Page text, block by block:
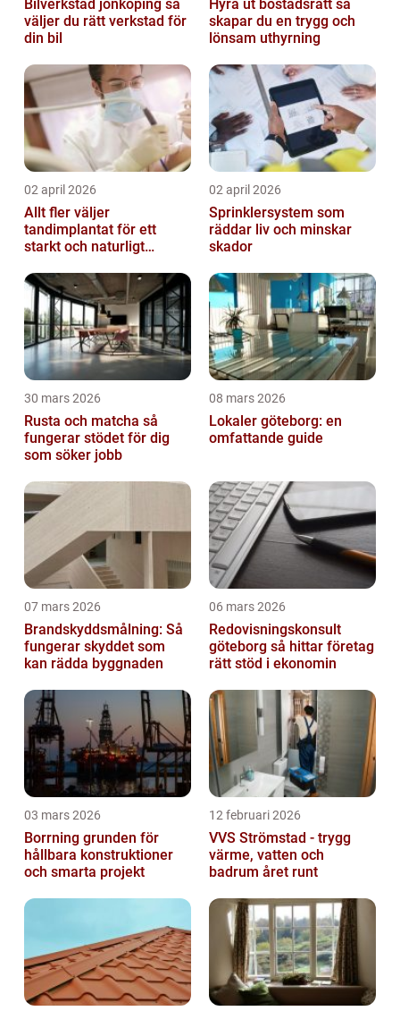
Bilverkstad jönköping så
väljer du rätt verkstad för
din bil
Hyra ut bostadsrätt så
skapar du en trygg och
lönsam uthyrning
02 april 2026
Allt fler väljer
tandimplantat för ett
starkt och naturligt
02 april 2026
Sprinklersystem som
räddar liv och minskar
skador
30 mars 2026
Rusta och matcha så
fungerar stödet för dig
som söker jobb
08 mars 2026
Lokaler göteborg: en
omfattande guide
07 mars 2026
Brandskyddsmålning: Så
fungerar skyddet som
kan rädda byggnaden
06 mars 2026
Redovisningskonsult
göteborg så hittar företag
rätt stöd i ekonomin
03 mars 2026
Borrning grunden för
hållbara konstruktioner
och smarta projekt
12 februari 2026
VVS Strömstad - trygg
värme, vatten och
badrum året runt